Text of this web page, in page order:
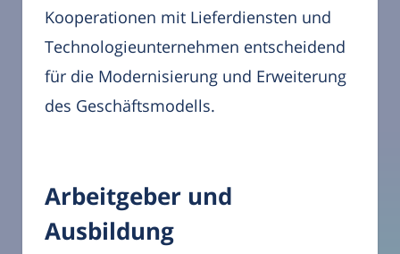
Kooperationen mit Lieferdiensten und
Technologieunternehmen entscheidend
für die Modernisierung und Erweiterung
des Geschäftsmodells.
Arbeitgeber und
Ausbildung